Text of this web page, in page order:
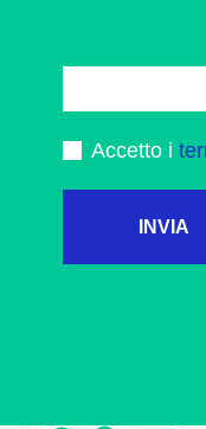
Accetto i
INVIA